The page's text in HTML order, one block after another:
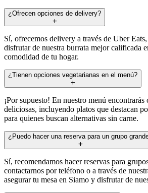
¿Ofrecen opciones de delivery?
Sí, ofrecemos delivery a través de Uber
disfrutar de nuestra burrata mejor calificada
comodidad de tu hogar.
¿Tienen opciones vegetarianas en el menú?
¡Por supuesto! En nuestro menú encontrarás
deliciosas, incluyendo platos que destacan
para quienes buscan alternativas sin carne.
¿Puedo hacer una reserva para un grupo
Sí, recomendamos hacer reservas para
contactarnos por teléfono o a través de
asegurar tu mesa en Siamo y disfrutar de